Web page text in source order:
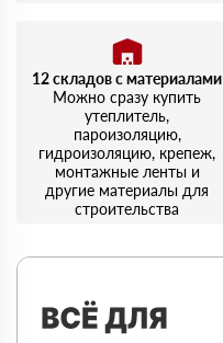
12 складов с материалами
Можно сразу купить
утеплитель,
пароизоляцию,
гидроизоляцию, крепеж,
монтажные ленты и
другие материалы для
строительства